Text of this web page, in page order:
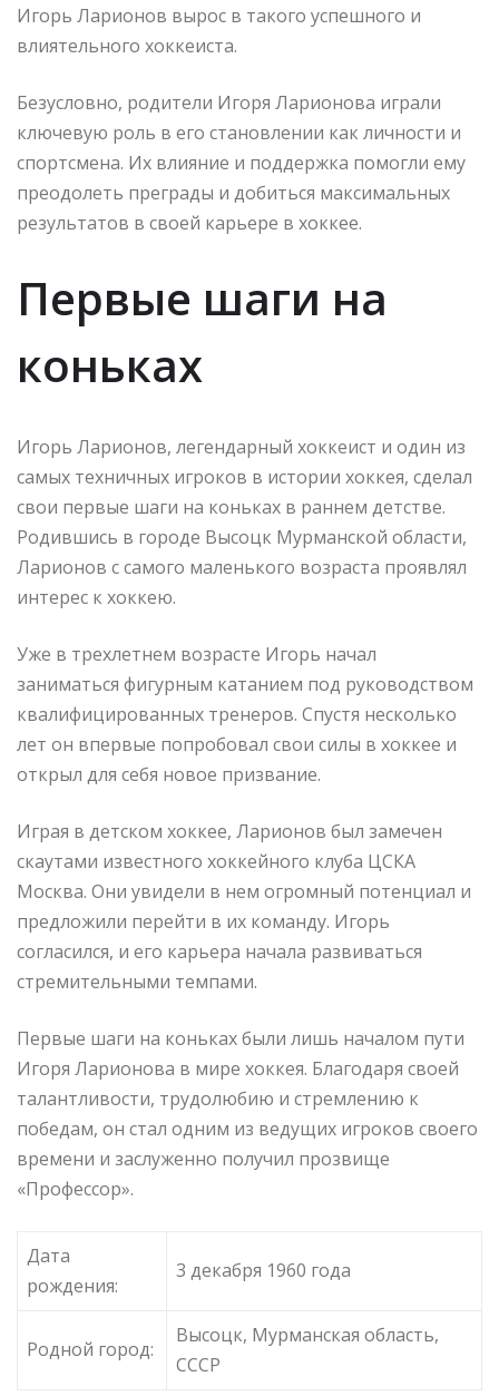
Игорь Ларионов вырос в такого успешного и
влиятельного хоккеиста.
Безусловно, родители Игоря Ларионова играли
ключевую роль в его становлении как личности и
спортсмена. Их влияние и поддержка помогли ему
преодолеть преграды и добиться максимальных
результатов в своей карьере в хоккее.
Первые шаги на
коньках
Игорь Ларионов, легендарный хоккеист и один из
самых техничных игроков в истории хоккея, сделал
свои первые шаги на коньках в раннем детстве.
Родившись в городе Высоцк Мурманской области,
Ларионов с самого маленького возраста проявлял
интерес к хоккею.
Уже в трехлетнем возрасте Игорь начал
заниматься фигурным катанием под руководством
квалифицированных тренеров. Спустя несколько
лет он впервые попробовал свои силы в хоккее и
открыл для себя новое призвание.
Играя в детском хоккее, Ларионов был замечен
скаутами известного хоккейного клуба ЦСКА
Москва. Они увидели в нем огромный потенциал и
предложили перейти в их команду. Игорь
согласился, и его карьера начала развиваться
стремительными темпами.
Первые шаги на коньках были лишь началом пути
Игоря Ларионова в мире хоккея. Благодаря своей
талантливости, трудолюбию и стремлению к
победам, он стал одним из ведущих игроков своего
времени и заслуженно получил прозвище
«Профессор».
Дата
рождения:
3 декабря 1960 года
Родной город:
Высоцк, Мурманская область,
СССР